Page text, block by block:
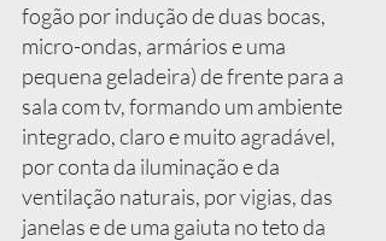
fogão por indução de duas bocas,
micro-ondas, armários e uma
pequena geladeira) de frente para a
sala com tv, formando um ambiente
integrado, claro e muito agradável,
por conta da iluminação e da
ventilação naturais, por vigias, das
janelas e de uma gaiuta no teto da